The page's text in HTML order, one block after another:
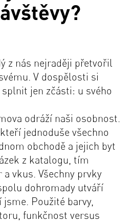
z nás nejraději přetvořil
V dospělosti si
jen zčásti: u svého
odráží naši osobnost.
jednoduše všechno
obchodě a jejich byt
z katalogu, tím
vkus. Všechny prvky
dohromady utváří
Použité barvy,
funkčnost versus